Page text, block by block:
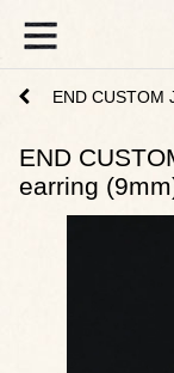
END CUSTOM
END
earring